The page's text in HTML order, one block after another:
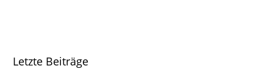
Letzte Beiträge